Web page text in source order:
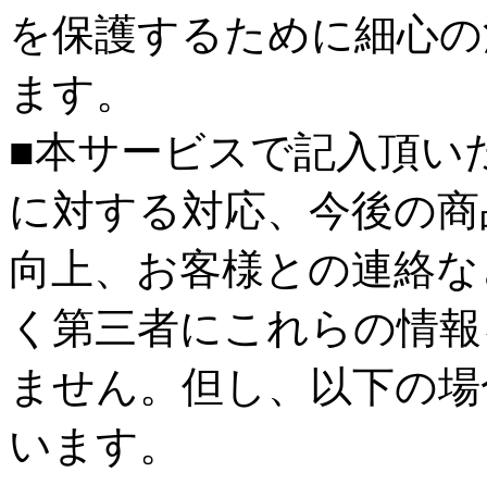
を保護するために細心
ます。
■本サービスで記入頂い
に対する対応、今後の
向上、お客様との連絡
く第三者にこれらの情
ません。但し、以下の
います。